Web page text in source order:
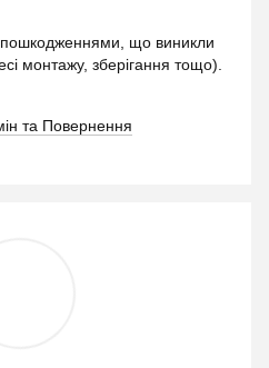
що виникли
монтажу, зберігання тощо).
та Повернення